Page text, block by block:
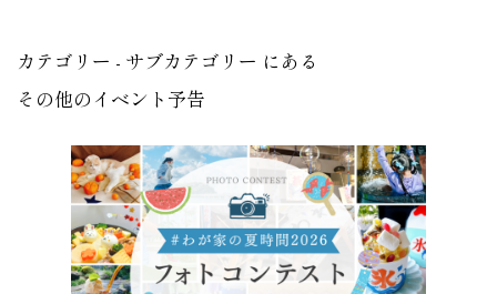
カテゴリー - サブカテゴリー にある
その他のイベント予告